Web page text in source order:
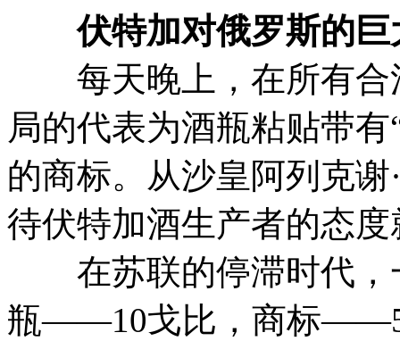
伏特加对俄罗斯的巨
每天晚上，在所有合
局的代表为酒瓶粘贴带
的商标。从沙皇阿列克
待伏特加酒生产者的态
在苏联的停滞时代，
瓶——10戈比，商标